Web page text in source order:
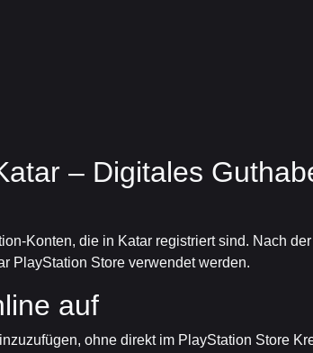
– Digitales
Konten, die in Katar registriert sind. Nach
PlayStation Store verwendet werden.
auf
ohne direkt im PlayStation Store